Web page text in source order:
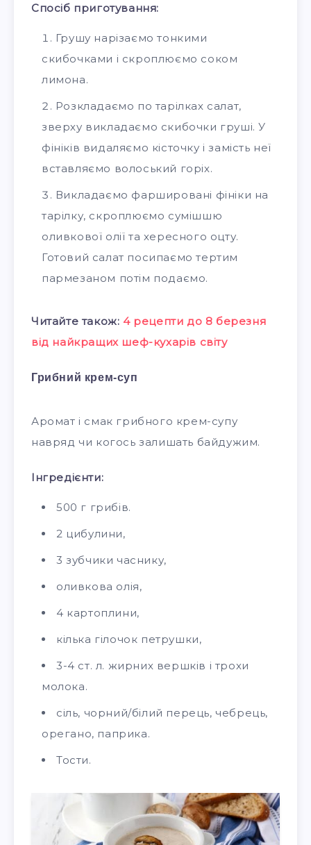
Спосіб приготування:
Грушу нарізаємо тонкими
скибочками і скроплюємо соком
лимона.
Розкладаємо по тарілках салат,
зверху викладаємо скибочки груші. У
фініків видаляємо кісточку і замість неї
вставляємо волоський горіх.
Викладаємо фаршировані фініки на
тарілку, скроплюємо сумішшю
оливкової олії та хересного оцту.
Готовий салат посипаємо тертим
пармезаном потім подаємо.
Читайте також: 4 рецепти до 8 березня
від найкращих шеф-кухарів світу
Грибний крем-суп
Аромат і смак грибного крем-супу
навряд чи когось залишать байдужим.
Інгредієнти:
500 г грибів.
2 цибулини,
3 зубчики часнику,
оливкова олія,
4 картоплини,
кілька гілочок петрушки,
3-4 ст. л. жирних вершків і трохи
молока.
сіль, чорний/білий перець, чебрець,
орегано, паприка.
Тости.